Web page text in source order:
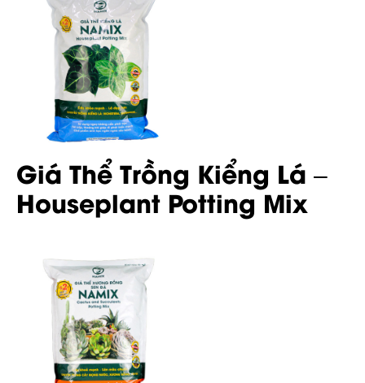
Giá Thể Trồng Kiểng Lá –
Houseplant Potting Mix